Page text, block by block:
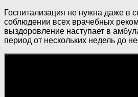
Госпитализация не нужна даже в
соблюдении всех врачебных
выздоровление наступает в
период от нескольких недель до